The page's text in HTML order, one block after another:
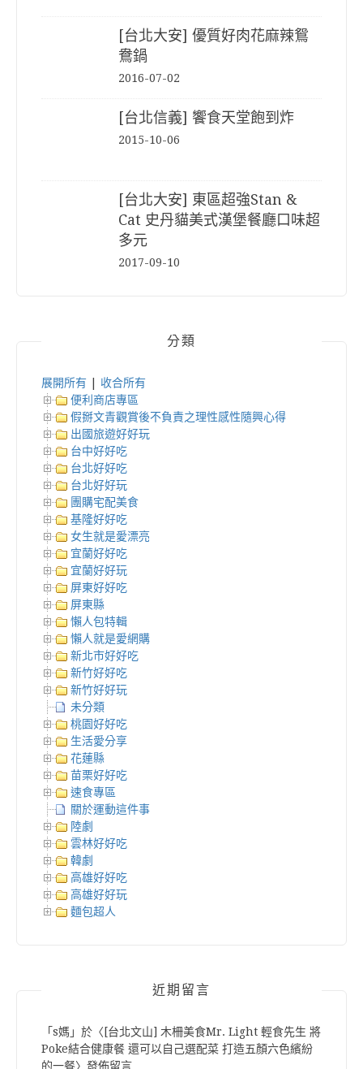
[台北大安] 優質好肉花麻辣鴛
鴦鍋
2016-07-02
[台北信義] 饗食天堂飽到炸
2015-10-06
[台北大安] 東區超強Stan &
Cat 史丹貓美式漢堡餐廳口味超
多元
2017-09-10
分類
展開所有
收合所有
便利商店專區
假掰文青觀賞後不負責之理性感性隨興心得
出國旅遊好好玩
台中好好吃
台北好好吃
台北好好玩
團購宅配美食
基隆好好吃
女生就是愛漂亮
宜蘭好好吃
宜蘭好好玩
屏東好好吃
屏東縣
懶人包特輯
懶人就是愛網購
新北市好好吃
新竹好好吃
新竹好好玩
未分類
桃園好好吃
生活愛分享
花蓮縣
苗栗好好吃
速食專區
關於運動這件事
陸劇
雲林好好吃
韓劇
高雄好好吃
高雄好好玩
麵包超人
近期留言
「s媽 」於〈 [台北文山] 木柵美食Mr. Light 輕食先生 將
Poke結合健康餐 還可以自己選配菜 打造五顏六色繽紛
的一餐〉發佈留言